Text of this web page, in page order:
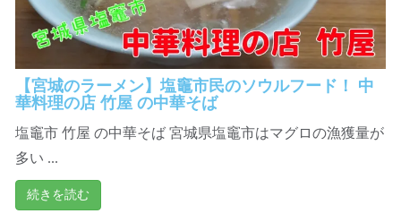
【宮城のラーメン】塩竈市民のソウルフード！ 中
華料理の店 竹屋 の中華そば
塩竈市 竹屋 の中華そば 宮城県塩竈市はマグロの漁獲量が
多い ...
続きを読む